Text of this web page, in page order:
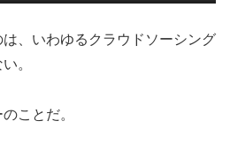
、いわゆるクラウドソーシング
。
ことだ。